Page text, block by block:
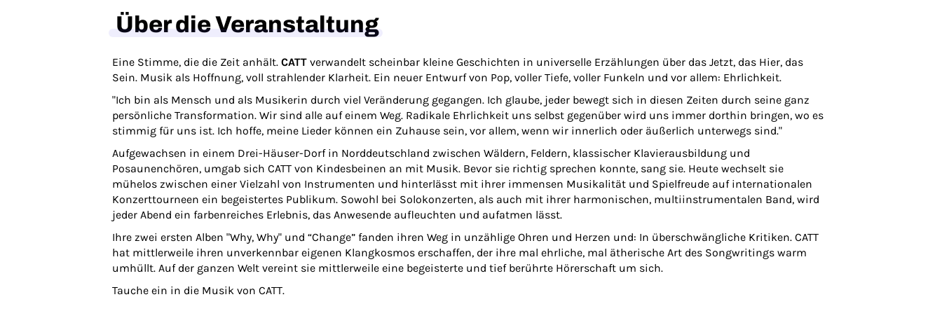
Über die Veranstaltung
Eine Stimme, die die Zeit anhält. CATT verwandelt scheinbar kleine Geschichten in universelle Erzählungen über das Jetzt, das Hier, das
Sein. Musik als Hoffnung, voll strahlender Klarheit. Ein neuer Entwurf von Pop, voller Tiefe, voller Funkeln und vor allem: Ehrlichkeit.
"Ich bin als Mensch und als Musikerin durch viel Veränderung gegangen. Ich glaube, jeder bewegt sich in diesen Zeiten durch seine ganz
persönliche Transformation. Wir sind alle auf einem Weg. Radikale Ehrlichkeit uns selbst gegenüber wird uns immer dorthin bringen, wo es
stimmig für uns ist. Ich hoffe, meine Lieder können ein Zuhause sein, vor allem, wenn wir innerlich oder äußerlich unterwegs sind."
Aufgewachsen in einem Drei-Häuser-Dorf in Norddeutschland zwischen Wäldern, Feldern, klassischer Klavierausbildung und
Posaunenchören, umgab sich CATT von Kindesbeinen an mit Musik. Bevor sie richtig sprechen konnte, sang sie. Heute wechselt sie
mühelos zwischen einer Vielzahl von Instrumenten und hinterlässt mit ihrer immensen Musikalität und Spielfreude auf internationalen
Konzerttourneen ein begeistertes Publikum. Sowohl bei Solokonzerten, als auch mit ihrer harmonischen, multiinstrumentalen Band, wird
jeder Abend ein farbenreiches Erlebnis, das Anwesende aufleuchten und aufatmen lässt.
Ihre zwei ersten Alben "Why, Why" und “Change” fanden ihren Weg in unzählige Ohren und Herzen und: In überschwängliche Kritiken. CATT
hat mittlerweile ihren unverkennbar eigenen Klangkosmos erschaffen, der ihre mal ehrliche, mal ätherische Art des Songwritings warm
umhüllt. Auf der ganzen Welt vereint sie mittlerweile eine begeisterte und tief berührte Hörerschaft um sich.
Tauche ein in die Musik von CATT.